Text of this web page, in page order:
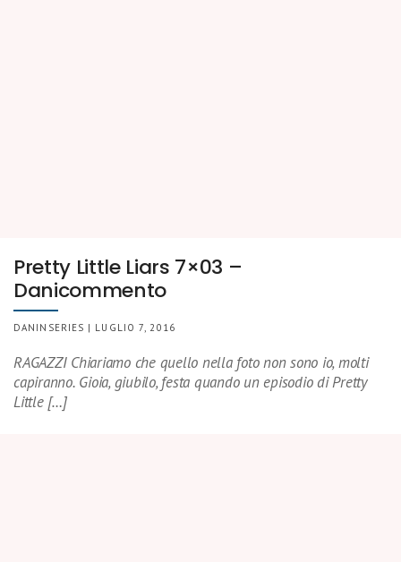
Pretty Little Liars 7×03 –
Danicommento
DANINSERIES | LUGLIO 7, 2016
RAGAZZI Chiariamo che quello nella foto non sono io, molti
capiranno. Gioia, giubilo, festa quando un episodio di Pretty
Little […]